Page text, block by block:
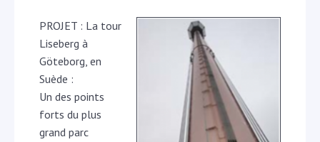
PROJET : La tour
Liseberg à
Göteborg, en
Suède :
Un des points
forts du plus
grand parc